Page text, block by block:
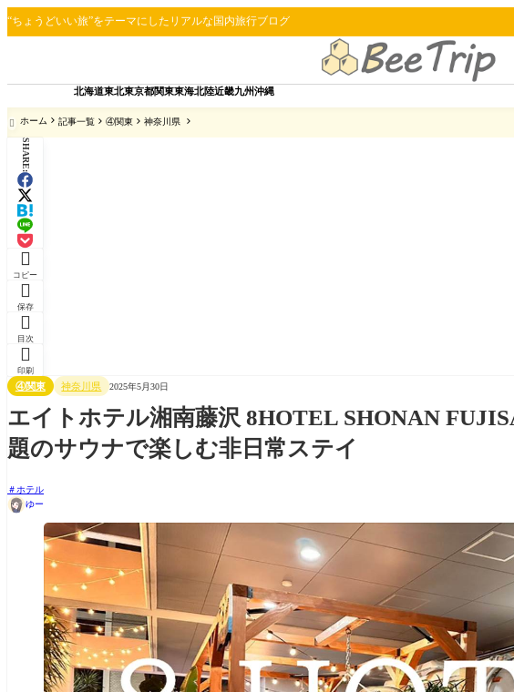
“ちょうどいい旅”をテーマにしたリアルな国内旅行ブログ
北海道東北東京都関東東海北陸近畿九州沖縄
 ホーム 記事一覧 ④関東 神奈川県
SHARE:

コピー

保存

目次

印刷
④関東 神奈川県 2025年5月30日
エイトホテル湘南藤沢 8HOTEL SHONAN
題のサウナで楽しむ非日常ステイ
ホテル
ゆー